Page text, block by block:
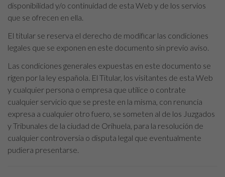
disponibilidad y/o continuidad de esta Web y de los servios
que se ofrecen en ella.
El titular se reserva el derecho de modificar las condiciones
legales que se exponen en este documento sin previo aviso.
Las condiciones generales expuestas en este documento se
rigen por la ley española. El Titular, los visitantes de esta Web
y cualquier persona o empresa que utilice o contrate
cualquier servicio que se preste en la misma, con renuncia
expresa a cualquier otro fuero, se someten al de los Juzgados
y Tribunales de la ciudad de Orihuela, para la resolución de
cualquier controversia o disputa legal que eventualmente
pudiera presentarse.